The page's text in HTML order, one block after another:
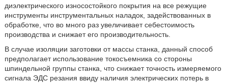
диэлектрического износостойкого покрытия на все режущие
инструменты инструментальных наладок, задействованных в
обработке, что во много раз увеличивает себестоимость
производства и снижает его производительность.
В случае изоляции заготовки от массы станка, данный способ
предполагает использование токосъемника со стороны
шпиндельной группы станка, что снижает точность измеряемого
сигнала ЭДС резания ввиду наличия электрических потерь в